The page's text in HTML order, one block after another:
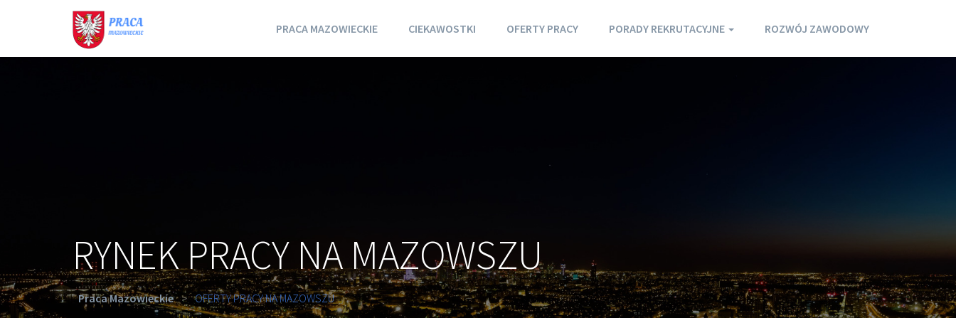
PRACA MAZOWIECKIE CIEKAWOSTKI OFERTY PRACY PORADY REKRUTACYJNE ROZWÓJ ZAWODOWY
RYNEK PRACY NA MAZOWSZU
Praca Mazowieckie > OFERTY PRACY NA MAZOWSZU